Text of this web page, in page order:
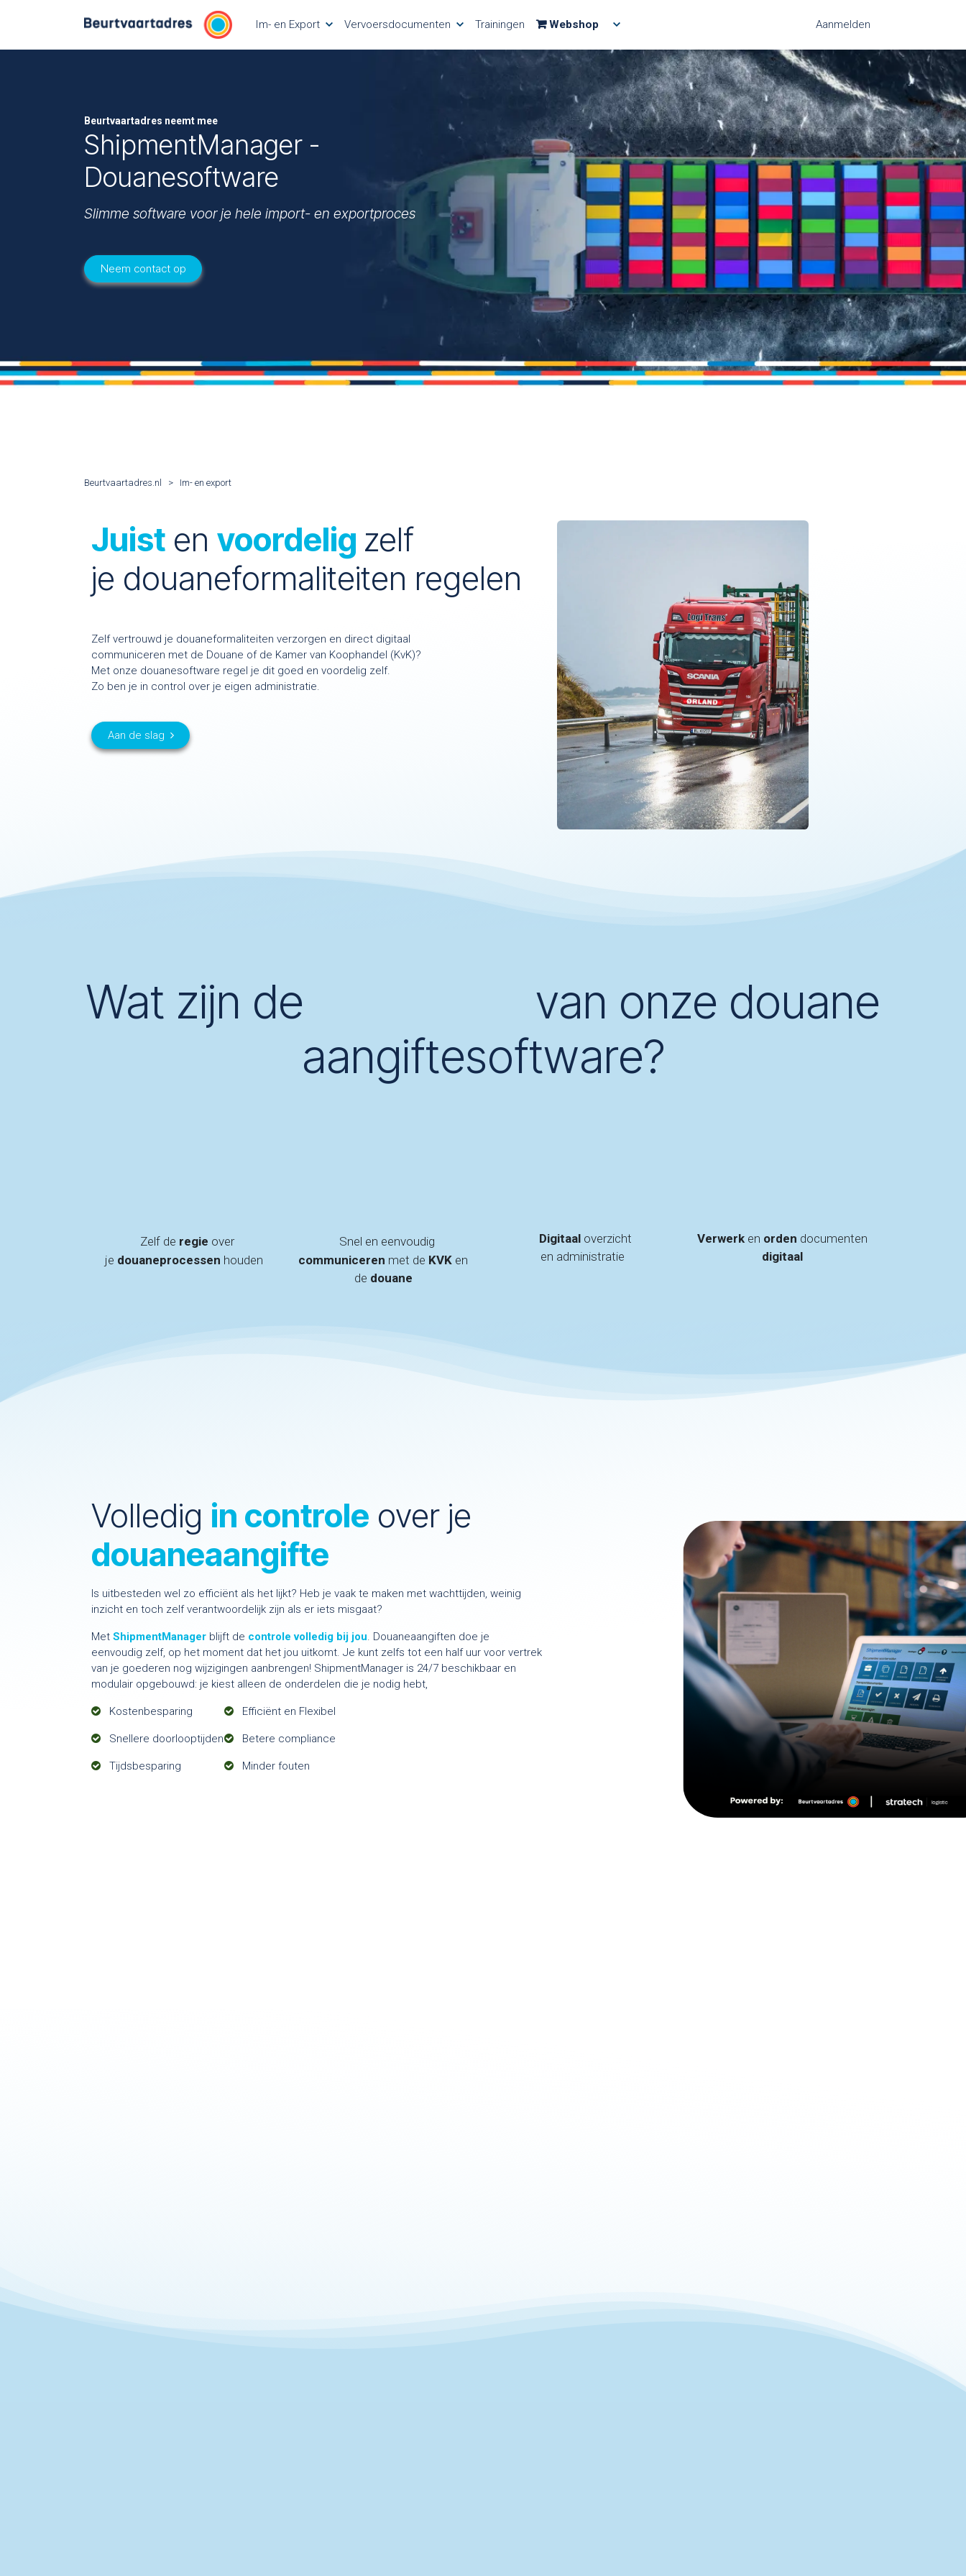
Im- en Export
Vervoersdocumenten Trainingen Webshop Aanmelden
Beurtvaartadres neemt mee
ShipmentManager -
Douanesoftware
Slimme software voor je hele import- en exportproces
Neem contact op
Beurtvaartadres.nl > Im- en export
Juist en voordelig zelf
je douaneformaliteiten regelen
Zelf vertrouwd je douaneformaliteiten verzorgen en direct digitaal
communiceren met de Douane of de Kamer van Koophandel (KvK)?
Met onze douanesoftware regel je dit goed en voordelig zelf.
Zo ben je in control over je eigen administratie.
Aan de sl​ag​​​
Wat zijn de
van onze douane
aangiftesoftware?
Zelf de regie over
je douaneprocessen houden
Snel en eenvoudig
communiceren met de KVK en
de douane
Verwerk en orden documenten
digitaal
Digitaal overzicht
en administratie
Volledig in controle over je
douaneaangifte
Is uitbesteden wel zo efficiënt als het lijkt? Heb je vaak te maken met wachttijden, weinig
inzicht en toch zelf verantwoordelijk zijn als er iets misgaat?
Met ShipmentManager blijft de controle volledig bij jou. Douaneaangiften doe je
eenvoudig zelf, op het moment dat het jou uitkomt. Je kunt zelfs tot een half uur voor vertrek
van je goederen nog wijzigingen aanbrengen! ShipmentManager is 24/7 beschikbaar en
modulair opgebouwd: je kiest alleen de onderdelen die je nodig hebt,
Kostenbesparing
Snellere doorlooptijden
Tijdsbesparing
Efficiënt en Flexibel
Betere compliance
Minder fouten